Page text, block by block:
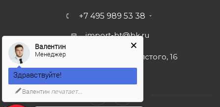
+7 495 989 53 38
import-bt@bk.ru
г. Москва, ул. Льва Толстого, 16
Валентин
Менеджер
Здравствуйте!
Валентин печатает...